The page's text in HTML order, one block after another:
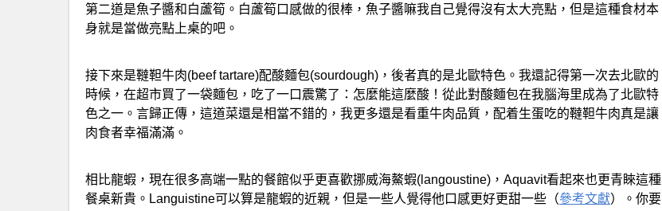
第二道是魚子醬和白蘆筍。白蘆筍口感做的很棒，魚子醬嘛我自己覺得沒有太大亮點，但是這種食材本
身就是當做亮點上桌的吧。
接下來是韃靼牛肉(beef tartare)配酸麵包(sourdough)，後者真的是北歐特色。我還記得第一次去北歐的
時候，在超市買了一袋麵包，吃了一口震驚了：怎麼能這麼酸！從此對酸麵包在我腦海里成為了北歐特
色之一。言歸正傳，這道菜還是相當不錯的，我更多還是看重牛肉品質，配着生蛋吃的韃靼牛肉真是讓
肉食者幸福滿滿。
相比龍蝦，現在很多高端一點的餐館似乎更喜歡挪威海鰲蝦(langoustine)，Aquavit看起來也更青睞這種
餐桌新貴。Languistine可以算是龍蝦的近親，但是一些人覺得他口感更好更甜一些（參考文獻）。你要